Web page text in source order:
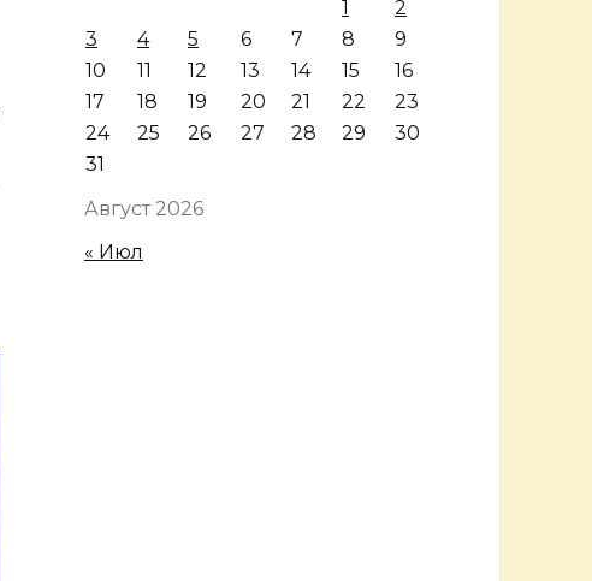
Август 2026
1
2
3
4 5 6 7 8
9
10
11 12 13 14 15
16
17
18 19 20 21 22
23
24
25 26 27 28 29
30
31
« Июл